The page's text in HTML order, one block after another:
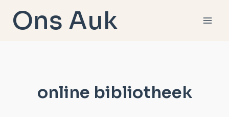
naarOns Auk
online bibliotheek